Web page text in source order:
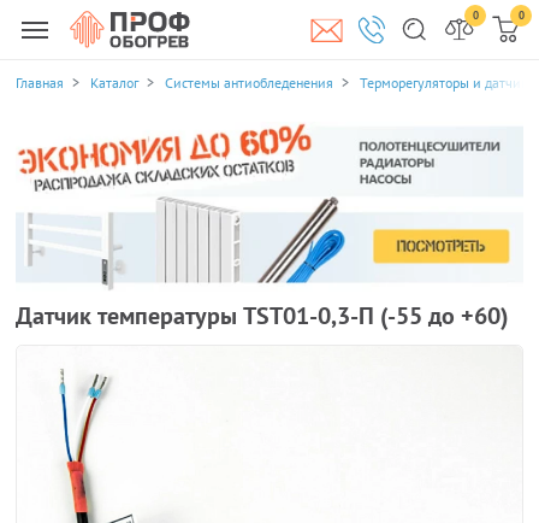
0 0
Главная Каталог Системы антиобледенения Терморегуляторы и датчики
Датчик температуры TST01-0,3-П (-55 до +60)